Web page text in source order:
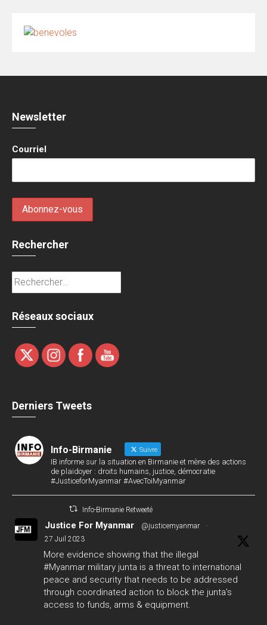
Newsletter
Courriel
Rechercher
Rechercher :
Réseaux sociaux
Derniers Tweets
Info-Birmanie Suivre
IB informe sur la situation en Birmanie et mène des actions
de plaidoyer : droits humains, justice, démocratie
#JusticeforMyanmar #AvecToiMyanmar
Info-Birmanie Retweeté
Justice For Myanmar @justicemyanmar
·
27 Juil 2023
More evidence showing that the illegal
#Myanmar military junta is a threat to international
peace and security that needs to be addressed
through coordinated action to block the junta's
access to funds, arms & equipment.